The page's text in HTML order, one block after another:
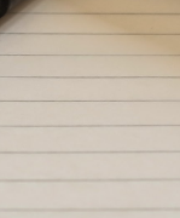
très semblable à
la prise en